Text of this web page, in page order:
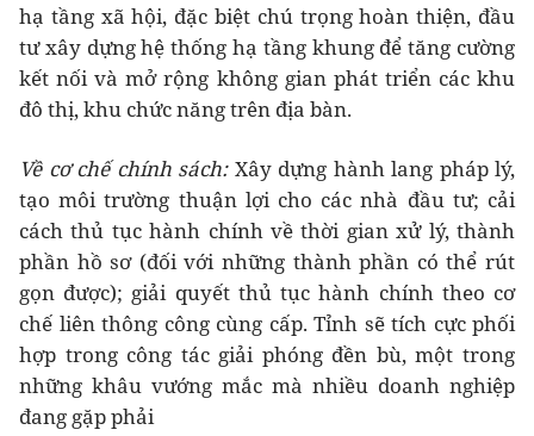
hạ tầng xã hội, đặc biệt chú trọng hoàn thiện, đầu
tư xây dựng hệ thống hạ tầng khung để tăng cường
kết nối và mở rộng không gian phát triển các khu
đô thị, khu chức năng trên địa bàn.
Về cơ chế chính sách: Xây dựng hành lang pháp lý,
tạo môi trường thuận lợi cho các nhà đầu tư; cải
cách thủ tục hành chính về thời gian xử lý, thành
phần hồ sơ (đối với những thành phần có thể rút
gọn được); giải quyết thủ tục hành chính theo cơ
chế liên thông công cùng cấp. Tỉnh sẽ tích cực phối
hợp trong công tác giải phóng đền bù, một trong
những khâu vướng mắc mà nhiều doanh nghiệp
đang gặp phải